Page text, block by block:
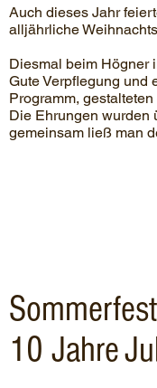
Auch dieses Jahr
alljährliche
Diesmal beim Högner
Gute Verpflegung und
Programm,
Die Ehrungen wurden
gemeinsam ließ man
10 Jahre